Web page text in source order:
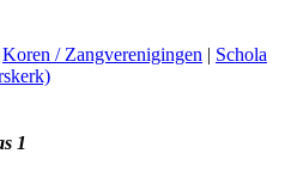
Koren / Zangverenigingen | Schola
1